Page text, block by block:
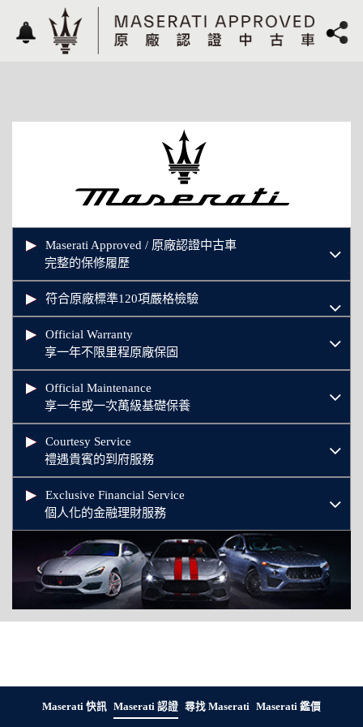
Maserati Approved / 原廠認證中古車
完整的保修履歷
符合原廠標準120項嚴格檢驗
Official Warranty
享一年不限里程原廠保固
Official Maintenance
享一年或一次萬級基礎保養
Courtesy Service
禮遇貴賓的到府服務
Exclusive Financial Service
個人化的金融理財服務
Maserati 快訊 Maserati 認證 尋找 Maserati Maserati 鑑價